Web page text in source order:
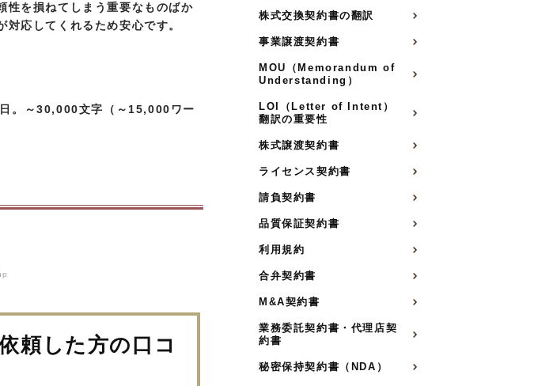
性を損ねてしまう重要なものばか
応してくれるため安心です。
。～30,000文字（～15,000ワー
頼した方の口コ
株式交換契約書の翻訳
事業譲渡契約書
MOU（Memorandum of
Understanding）
LOI（Letter of Intent）
翻訳の重要性
株式譲渡契約書
ライセンス契約書
請負契約書
品質保証契約書
利用規約
合弁契約書
M&A契約書
業務委託契約書・代理店契
約書
秘密保持契約書（NDA）